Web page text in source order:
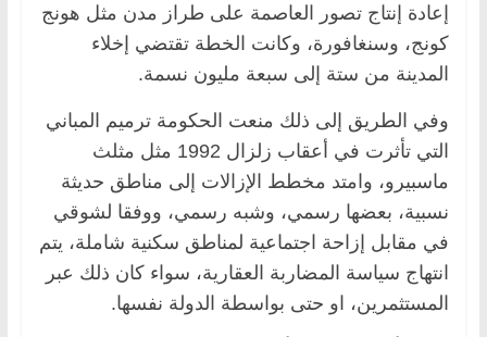
إعادة إنتاج تصور العاصمة على طراز مدن مثل هونج
كونج، وسنغافورة، وكانت الخطة تقتضي إخلاء
المدينة من ستة إلى سبعة مليون نسمة.
وفي الطريق إلى ذلك منعت الحكومة ترميم المباني
التي تأثرت في أعقاب زلزال 1992 مثل مثلث
ماسبيرو، وامتد مخطط الإزالات إلى مناطق حديثة
نسبية، بعضها رسمي، وشبه رسمي، ووفقا لشوقي
في مقابل إزاحة اجتماعية لمناطق سكنية شاملة، يتم
انتهاج سياسة المضاربة العقارية، سواء كان ذلك عبر
المستثمرين، او حتى بواسطة الدولة نفسها.